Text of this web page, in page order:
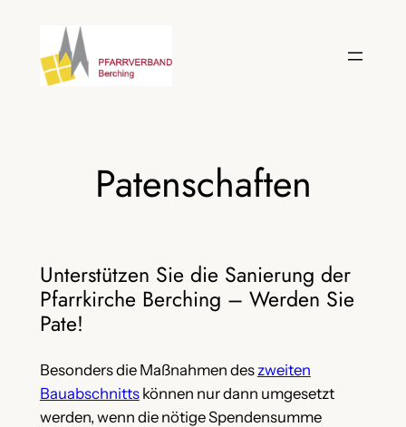
springen
Patenschaften
Unterstützen Sie die Sanierung der
Pfarrkirche Berching – Werden Sie
Pate!
Besonders die Maßnahmen des zweiten
Bauabschnittskönnen nur dann umgesetzt
werden, wenn die nötige Spendensumme